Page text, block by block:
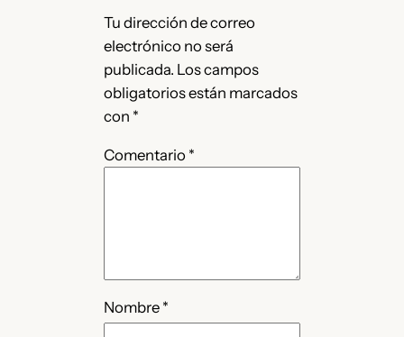
Tu dirección de correo
electrónico no será
publicada. Los campos
obligatorios están marcados
con *
Comentario *
Nombre *